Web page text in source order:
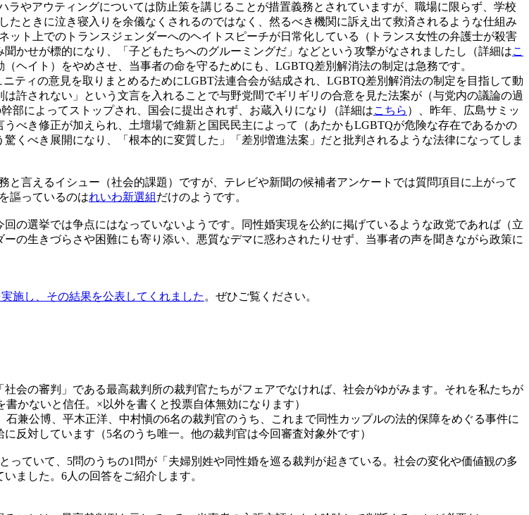
やアウティングについては防止策を講じることが措置義務とされていますが、職場に限らず、学校
ときに泣き寝入りを余儀なくされるのではなく、然るべき機関に訴え出て救済されるような仕組み
ト上でのトランスジェンダーへのヘイトスピーチが日常化している（トランス女性の弁護士が殺害
かせが標的になり、「子どもたちへのグルーミングだ」などという攻撃がなされましたし（詳細はこ
ヘイト）をやめさせ、当事者の命を守るためにも、LGBTQ差別解消法の制定は急務です。
ティの意見を取りまとめるためにLGBT法連合会が結成され、LGBTQ差別解消法の制定を目指して動
許されない」という文言を入れることで与野党間でギリギリの合意を見た法案が（与党内の議論の過
部によってストップされ、国会に提出されず、お蔵入りになり（詳細はこちら ）、昨年、広島サミッ
べき修正が加えられ、土壇場で維新と国民民主によって（あたかもLGBTQが危険な存在であるかの
くべき展開になり、「根本的に変質した」「差別増進法案」だと批判されるような法律になってしま
言えるイシュー（社会的課題）ですが、テレビや新聞の候補者アンケートでは質問項目に上がって
謳っているのはれいわ新選組だけのようです。
の選挙では争点にはなっていないようです。同性婚実現を公約に掲げているような政党であれば（立
の生きづらさや困難にも寄り添い、悪質なデマに惑わされたりせず、当事者の声を聞きながら政策に
施し、その結果を公表してくれました 。ぜひご覧ください。
会の審判」である最高裁判所の裁判官たちがフェアでなければ、社会がゆがみます。それを私たちが
かないと信任。×以外を書くと投票自体無効になります）
兼公博、平木正洋、中村愼の6名の裁判官のうち、これまで同性カップルの法的保障をめぐる事件に
反対しています（5名のうち唯一。他の裁判官は今回審査対象外です）
っていて、5問のうちの1問が「夫婦別姓や同性婚を巡る裁判が起きている。社会の変化や価値観の多
ました。6人の回答をご紹介します。